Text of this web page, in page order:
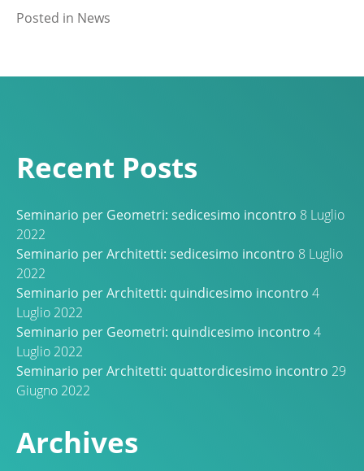
Posted in News
Recent Posts
Seminario per Geometri: sedicesimo incontro 8 Luglio
2022
Seminario per Architetti: sedicesimo incontro 8 Luglio
2022
Seminario per Architetti: quindicesimo incontro 4
Luglio 2022
Seminario per Geometri: quindicesimo incontro 4
Luglio 2022
Seminario per Architetti: quattordicesimo incontro 29
Giugno 2022
Archives